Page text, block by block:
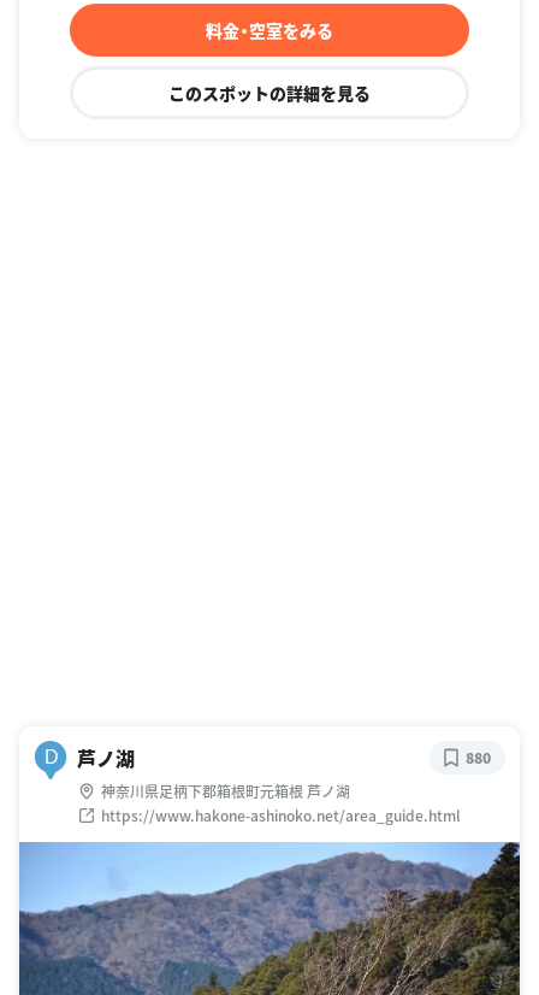
料金・空室をみる
このスポットの詳細を見る
D 芦ノ湖
神奈川県足柄下郡箱根町元箱根 芦ノ湖
https://www.hakone-ashinoko.net/area_guide.html
880